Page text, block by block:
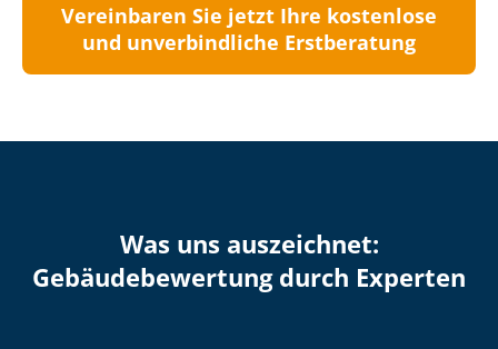
Vereinbaren Sie jetzt Ihre kostenlose
und unverbindliche Erstberatung
Was uns auszeichnet:
Ge­bäu­de­be­wer­tung durch Experten